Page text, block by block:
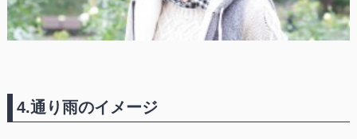
4.通り雨のイメージ